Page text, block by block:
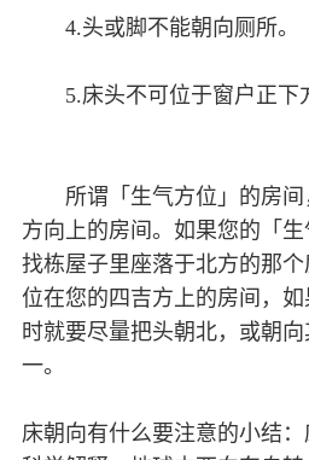
4.头或脚不能朝向厕所。
5.床头不可位于窗户正下
所谓「生气方位」的房间
方向上的房间。如果您的「
找栋屋子里座落于北方的那
位在您的四吉方上的房间，
时就要尽量把头朝北，或朝
一。
床朝向有什么要注意的小结